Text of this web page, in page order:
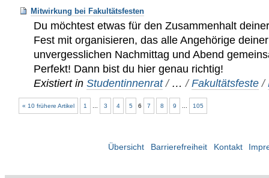
Mitwirkung bei Fakultätsfesten
Du möchtest etwas für den Zusammenhalt
Fest mit organisieren, das alle Angehörige
unvergesslichen Nachmittag und Abend
Perfekt! Dann bist du hier genau richtig!
Existiert in Studentinnenrat / …/Fakultätsfeste /
« 10 frühere Artikel 1 3 4 5 6 7 8 9 105
Übersicht Barrierefreiheit Kontakt